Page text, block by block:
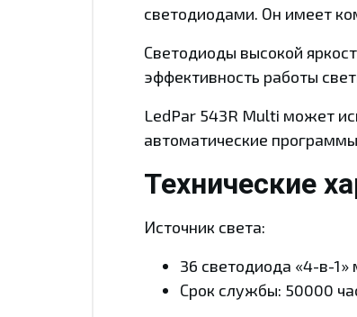
светодиодами. Он имеет
Светодиоды высокой
эффективность работы
LedPar 543R Multi может
автоматические
Технические
Источник света:
36 светодиода «4-в-
Срок службы: 50000